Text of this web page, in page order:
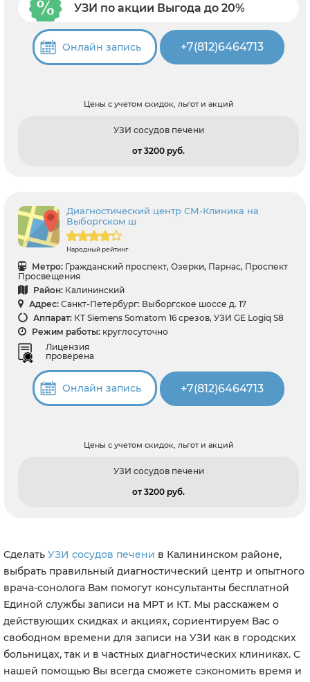
УЗИ по акции Выгода до 20%
Онлайн запись +7(812)6464713
Цены с учетом скидок, льгот и акций
УЗИ сосудов печени
от 3200 pуб.
Диагностический центр СМ-Клиника на
Выборгском ш
Народный рейтинг
Метро: Гражданский проспект, Озерки, Парнас, Проспект
Просвещения
Район: Калининский
Адрес: Санкт-Петербург: Выборгское шоссе д. 17
Аппарат: КТ Siemens Somatom 16 срезов, УЗИ GE Logiq S8
Режим работы: круглосуточно
Лицензия
проверена
Онлайн запись +7(812)6464713
Цены с учетом скидок, льгот и акций
УЗИ сосудов печени
от 3200 pуб.
Сделать УЗИ сосудов печени в Калининском районе,
выбрать правильный диагностический центр и опытного
врача-сонолога Вам помогут консультанты бесплатной
Единой службы записи на МРТ и КТ. Мы расскажем о
действующих скидках и акциях, сориентируем Вас о
свободном времени для записи на УЗИ как в городских
больницах, так и в частных диагностических клиниках. С
нашей помощью Вы всегда сможете сэкономить время и